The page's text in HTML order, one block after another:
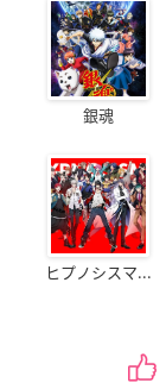
銀魂
ヒプノシスマ...